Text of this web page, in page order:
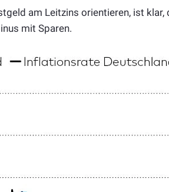
am Leitzins orientieren, ist
mit Sparen.